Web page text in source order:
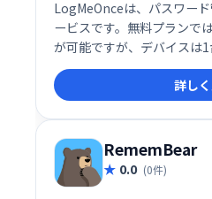
LogMeOnceは、パスワー
ービスです。無料プランで
が可能ですが、デバイスは
（月額$2.50～$4.99）なら
き、暗号化ストレージ容量
Ultimateプランは機能が
プランは10GBの暗号化ス
詳し
RememBear
0.0 (0件)